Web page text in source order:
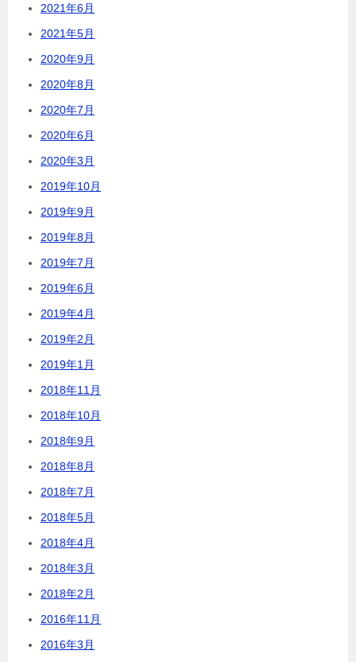
2021年6月
2021年5月
2020年9月
2020年8月
2020年7月
2020年6月
2020年3月
2019年10月
2019年9月
2019年8月
2019年7月
2019年6月
2019年4月
2019年2月
2019年1月
2018年11月
2018年10月
2018年9月
2018年8月
2018年7月
2018年5月
2018年4月
2018年3月
2018年2月
2016年11月
2016年3月